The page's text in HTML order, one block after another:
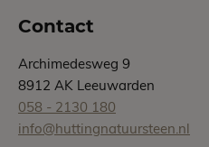
Contact
Archimedesweg 9
8912 AK Leeuwarden
058 - 2130 180
info@huttingnatuursteen.nl